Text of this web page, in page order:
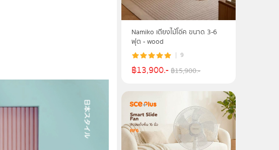
Namiko เตียงไม้โอ๊ค ขนาด 3-6
ฟุต - wood
9
฿13,900.-฿15,900.-